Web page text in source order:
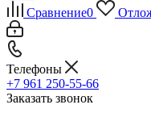
Сравнение0
Телефоны
+7 961 250-55-66
Заказать звонок